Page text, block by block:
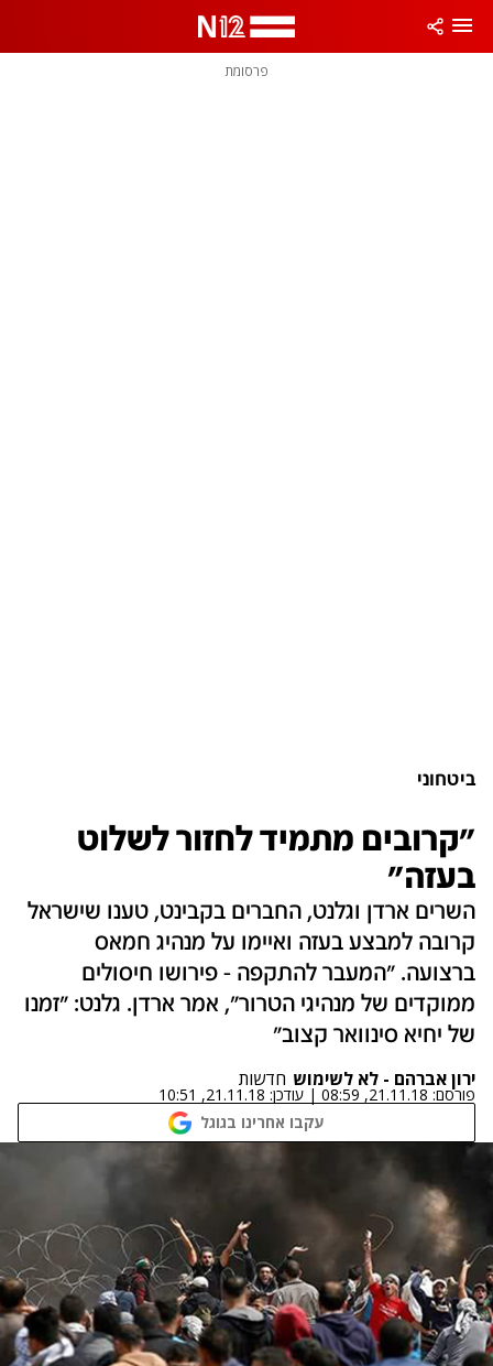
פרסומת
ביטחוני
"קרובים מתמיד לחזור לשלוט
בעזה"
השרים ארדן וגלנט, החברים בקבינט, טענו שישראל
קרובה למבצע בעזה ואיימו על מנהיג חמאס
ברצועה. "המעבר להתקפה - פירושו חיסולים
ממוקדים של מנהיגי הטרור", אמר ארדן. גלנט: "זמנו
של יחיא סינוואר קצוב"‎
ירון אברהם - לא לשימוש חדשות
פורסם: 21.11.18, 08:59
| עודכן: 21.11.18, 10:51
עקבו אחרינו בגוגל